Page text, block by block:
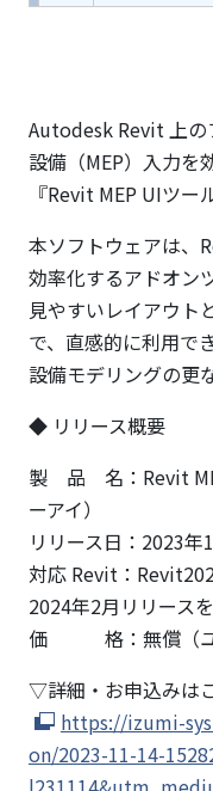
Autodesk Revit 上の
設備（MEP）入力を
『Revit MEP UIツー
本ソフトウェアは、
効率化するアドオン
見やすいレイアウト
で、直感的に利用で
設備モデリングの更
◆ リリース概要
製 品 名：Revit
ーアイ）
リリース日：2023年
対応 Revit：
2024年2月リリース
価 格：無償（ユ
▽詳細・お申込みは
https://izumi-
on/2023-11-14-